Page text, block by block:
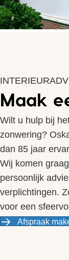
Maak
Wilt u hulp bij
zonwering?
dan 85 jaar
Wij komen
persoonlijk
verplichtingen.
voor een
Afspraak